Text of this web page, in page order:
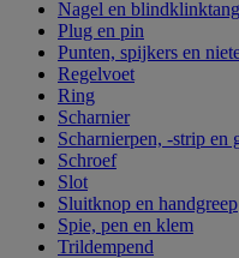
Nagel en blindklinktang
Plug en pin
Punten, spijkers en
Regelvoet
Ring
Scharnier
Scharnierpen, -strip en
Schroef
Slot
Sluitknop en handgreep
Spie, pen en klem
Trildempend